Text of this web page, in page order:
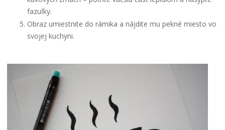
fazuľky.
Obraz umiestnite do rámika a nájdite mu pekné miesto vo
svojej kuchyni.